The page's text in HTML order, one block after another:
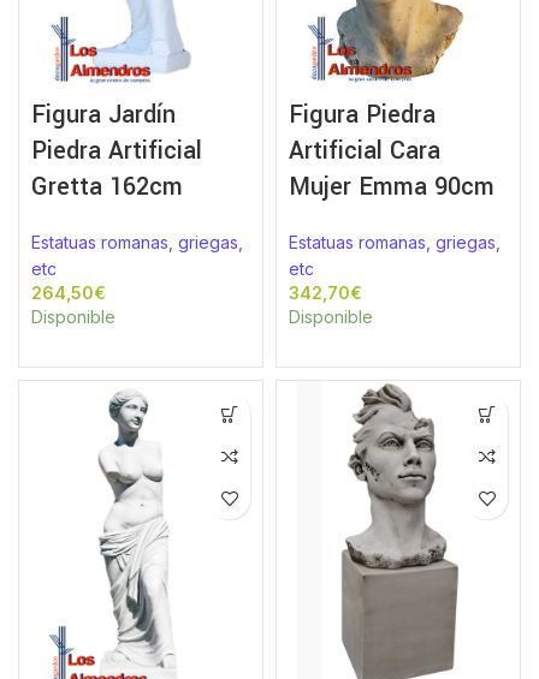
Figura Jardín
Piedra Artificial
Gretta 162cm
Estatuas romanas, griegas,
etc
€
Disponible
Figura Piedra
Artificial Cara
Mujer Emma 90cm
Estatuas romanas, griegas,
etc
€
Disponible